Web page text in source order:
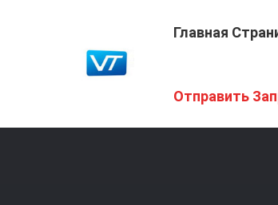
Главная
Отправить